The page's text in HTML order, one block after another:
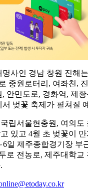
사인 경남 창원 진해
중원로터리, 여좌천,
안민도로, 경화역, 제
벚꽃 축제가 펼쳐질
립서울현충원, 여의도
있고 4월 초 벚꽃이 만
일 제주종합경기장 부
로 전농로, 제주대학교